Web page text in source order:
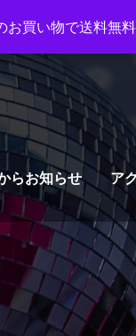
らお知らせ ア
買い物で送料無料